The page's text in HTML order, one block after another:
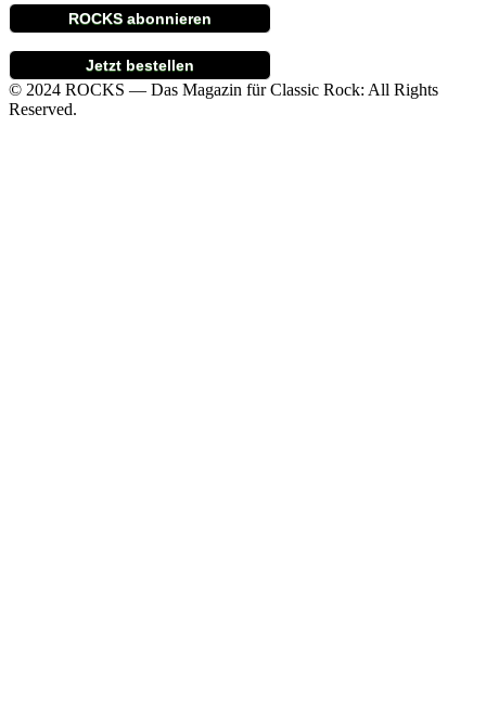
ROCKS abonnieren
Jetzt bestellen
© 2024 ROCKS — Das Magazin für Classic Rock: All Rights
Reserved.